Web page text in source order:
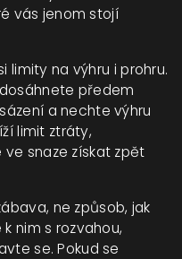
vás jenom stojí
limity na výhru i prohru.
předem
a nechte výhru
limit ztráty,
snaze získat zpět
ne způsob, jak
nim s rozvahou,
se. Pokud se